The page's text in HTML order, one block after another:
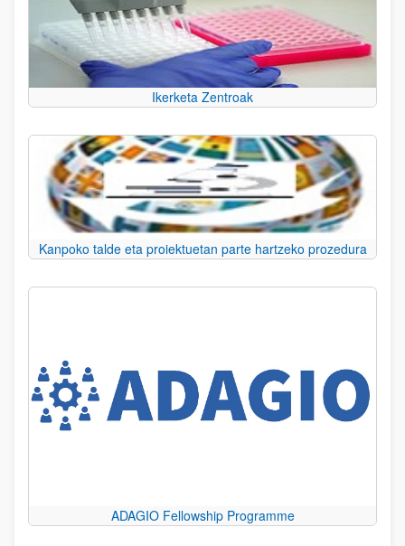
Ikerketa Zentroak
Kanpoko talde eta proiektuetan parte hartzeko prozedura
ADAGIO Fellowship Programme